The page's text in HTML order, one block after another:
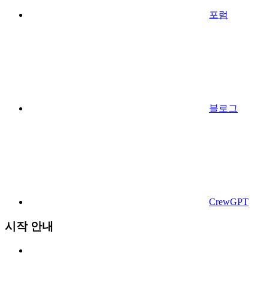
포럼
블로그
CrewGPT
시작 안내